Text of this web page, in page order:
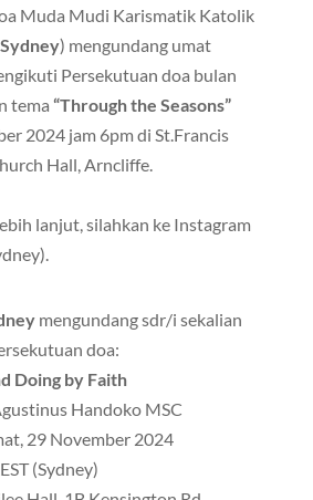
Muda Mudi Karismatik Katolik
) mengundang umat
Persekutuan doa bulan
tema “Through the Seasons”
2024 jam 6pm di St.Francis
Hall, Arncliffe.
lanjut, silahkan ke Instagram
mengundang sdr/i sekalian
doa:
Doing by Faith
Handoko MSC
29 November 2024
(Sydney)